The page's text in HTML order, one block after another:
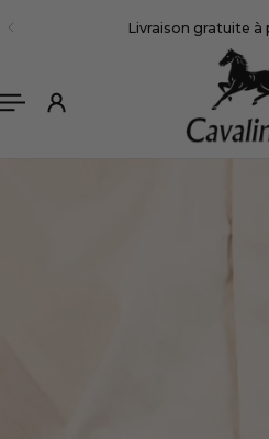
AU CONTENULivraison gratuite à